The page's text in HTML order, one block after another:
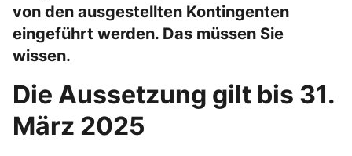
von den ausgestellten Kontingenten
eingeführt werden. Das müssen Sie
wissen.
Die Aussetzung gilt bis 31.
März 2025